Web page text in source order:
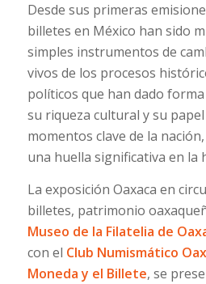
Desde sus primeras
billetes en México han sido
simples instrumentos de
vivos de los procesos
políticos que han dado forma
su riqueza cultural y su
momentos clave de la
una huella significativa en la
La exposición Oaxaca en
billetes, patrimonio
Museo de la Filatelia de
con el Club Numismático
Moneda y el Billete, se